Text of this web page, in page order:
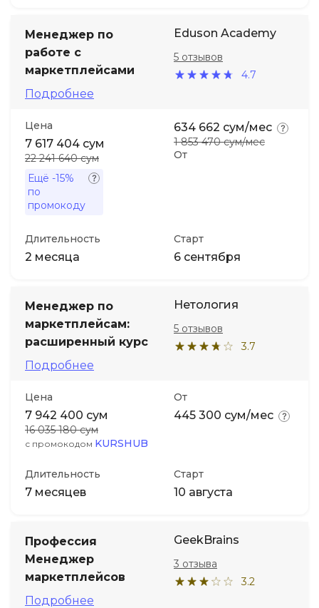
Менеджер по
работе с
маркетплейсами
Подробнее
Eduson Academy
4.7
5 отзывов
Цена
7 617 404 сум
22 241 640 сум
Ещё -15%
по
промокоду
От
634 662 сум/мес
1 853 470 сум/мес
Длительность
2 месяца
Старт
6 сентября
Менеджер по
маркетплейсам:
расширенный курс
Подробнее
Нетология
3.7
5 отзывов
Цена
7 942 400 сум
16 035 180 сум
с промокодом KURSHUB
От
445 300 сум/мес
Длительность
7 месяцев
Старт
10 августа
Профессия
Менеджер
маркетплейсов
Подробнее
GeekBrains
3.2
3 отзыва